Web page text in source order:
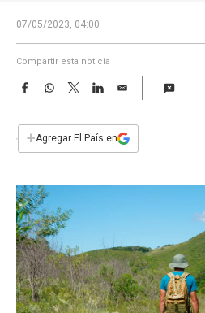
07/05/2023, 04:00
Compartir esta noticia
F
e
b
k
W
s
T
w
t
L
E
i
l
+Agregar El País en